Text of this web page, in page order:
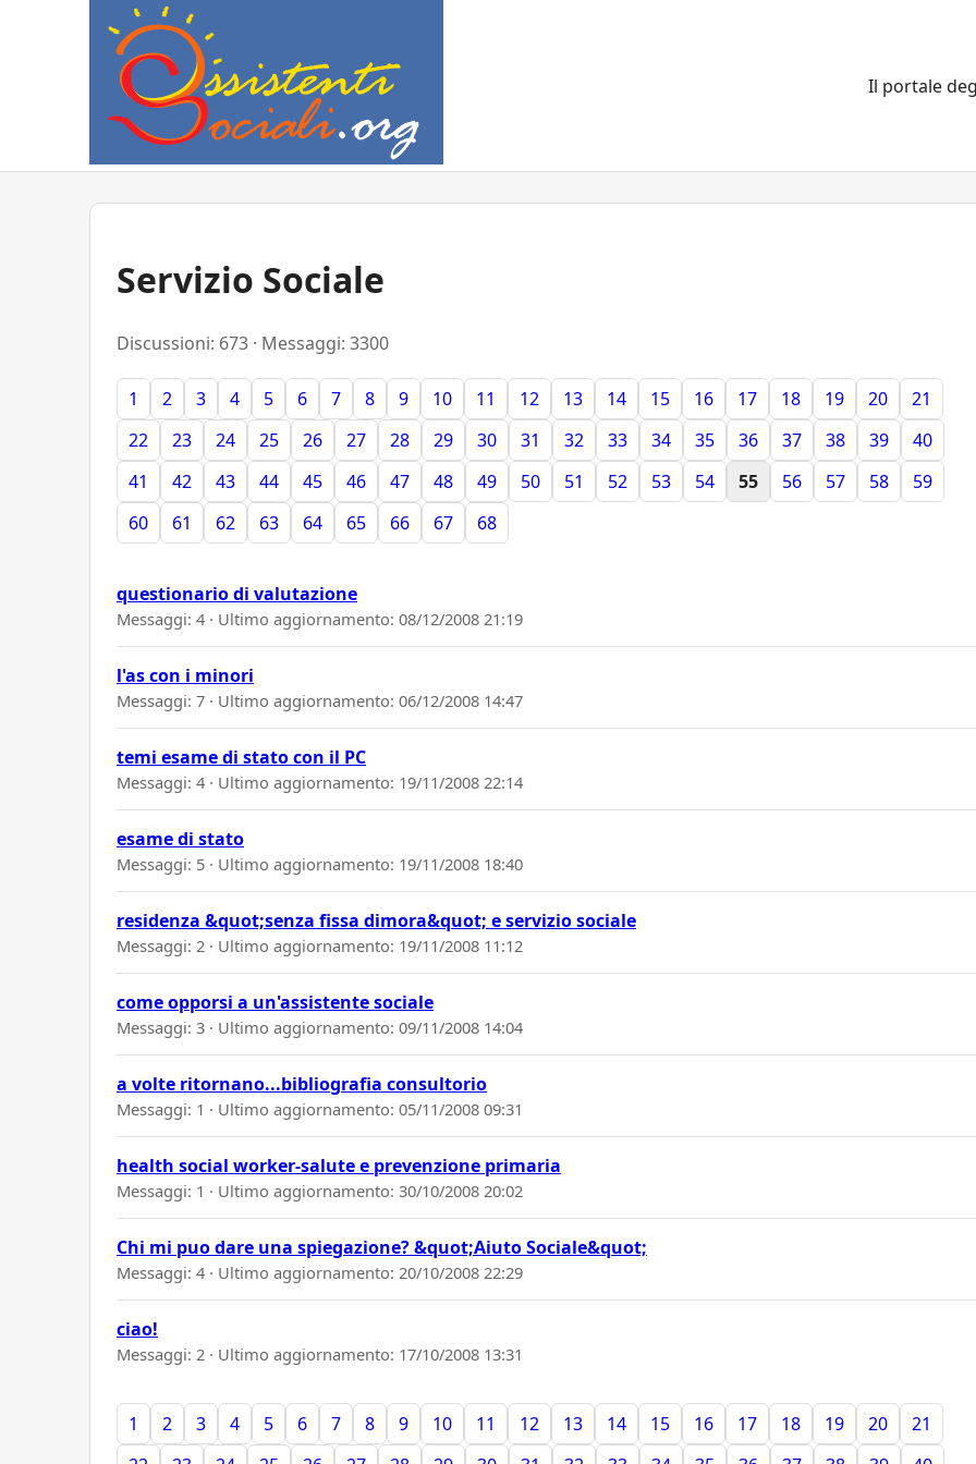
Il portale
Servizio Sociale
Discussioni: 673 · Messaggi: 3300
1 2 3 4 5 6 7 8 9 10 11 12 13 14 15 16 17 18 19 20
21
22
23 24 25 26 27 28 29 30 31 32 33 34 35 36 37 38 39
40
41
42 43 44 45 46 47 48 49 50 51 52 53 54 55 56 57 58
59
60
61 62 63 64 65 66 67 68
questionario di valutazione
Messaggi: 4 · Ultimo aggiornamento: 08/12/2008 21:19
l'as con i minori
Messaggi: 7 · Ultimo aggiornamento: 06/12/2008 14:47
temi esame di stato con il PC
Messaggi: 4 · Ultimo aggiornamento: 19/11/2008 22:14
esame di stato
Messaggi: 5 · Ultimo aggiornamento: 19/11/2008 18:40
residenza &quot;senza fissa dimora&quot; e servizio sociale
Messaggi: 2 · Ultimo aggiornamento: 19/11/2008 11:12
come opporsi a un'assistente sociale
Messaggi: 3 · Ultimo aggiornamento: 09/11/2008 14:04
a volte ritornano...bibliografia consultorio
Messaggi: 1 · Ultimo aggiornamento: 05/11/2008 09:31
health social worker-salute e prevenzione primaria
Messaggi: 1 · Ultimo aggiornamento: 30/10/2008 20:02
Chi mi puo dare una spiegazione? &quot;Aiuto Sociale&quot;
Messaggi: 4 · Ultimo aggiornamento: 20/10/2008 22:29
ciao!
Messaggi: 2 · Ultimo aggiornamento: 17/10/2008 13:31
1 2 3 4 5 6 7 8 9 10 11 12 13 14 15 16 17 18 19 20
21